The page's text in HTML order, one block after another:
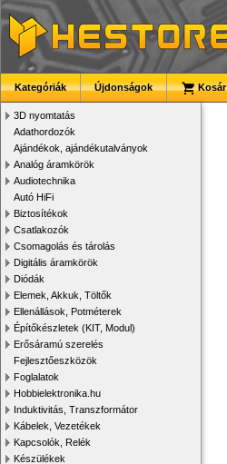
Kategóriák Újdonságok Kosár
3D nyomtatás
Adathordozók
Ajándékok, ajándékutalványok
Analóg áramkörök
Audiotechnika
Autó HiFi
Biztosítékok
Csatlakozók
Csomagolás és tárolás
Digitális áramkörök
Diódák
Elemek, Akkuk, Töltők
Ellenállások, Potméterek
Építőkészletek (KIT, Modul)
Erősáramú szerelés
Fejlesztőeszközök
Foglalatok
Hobbielektronika.hu
Induktivitás, Transzformátor
Kábelek, Vezetékek
Kapcsolók, Relék
Készülékek